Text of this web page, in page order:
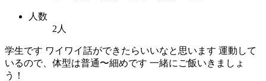
人数
2人
学生です ワイワイ話ができたらいいなと思います 運動して
いるので、体型は普通〜細めです 一緒にご飯いきましょ
う！